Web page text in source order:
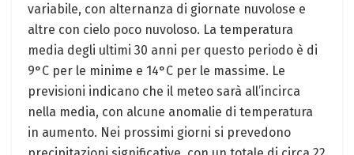
variabile, con alternanza di giornate nuvolose e
altre con cielo poco nuvoloso. La temperatura
media degli ultimi 30 anni per questo periodo è di
9°C per le minime e 14°C per le massime. Le
previsioni indicano che il meteo sarà all’incirca
nella media, con alcune anomalie di temperatura
in aumento. Nei prossimi giorni si prevedono